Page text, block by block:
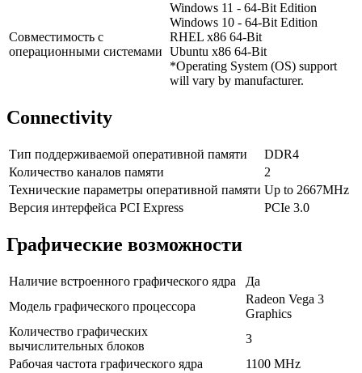
Совместимость с
операционными системами
Windows 11 - 64-Bit Edition
Windows 10 - 64-Bit Edition
RHEL x86 64-Bit
Ubuntu x86 64-Bit
*Operating System (OS) support
will vary by manufacturer.
Connectivity
Тип поддерживаемой оперативной памяти
DDR4
Количество каналов памяти
2
Технические параметры оперативной памяти Up to 2667MHz
Версия интерфейса PCI Express
PCIe 3.0
Графические возможности
Наличие встроенного графического ядра
Да
Модель графического процессора
Radeon Vega 3
Graphics
Количество графических
вычислительных блоков
3
Рабочая частота графического ядра
1100 MHz